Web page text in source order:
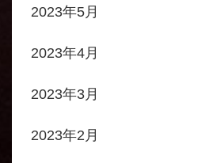
2023年5月
2023年4月
2023年3月
2023年2月